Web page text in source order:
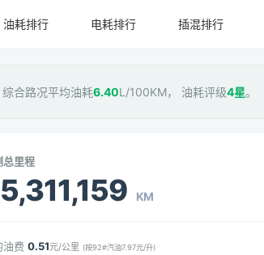
油耗排行 电耗排行 插混排行
合路况平均油耗6.40L/100KM， 油耗评级4星。
总里程
KM
油费 0.51元/公里 (按92#汽油7.97元/升)